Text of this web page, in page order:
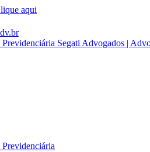
aqui
Segati Advogados |